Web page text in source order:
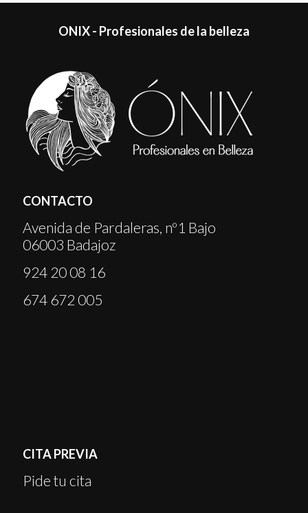
ONIX - Profesionales de la belleza
CONTACTO
Avenida de Pardaleras, nº1 Bajo
06003 Badajoz
924 20 08 16
674 672 005
CITA PREVIA
Pide tu cita